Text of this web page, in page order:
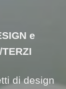
e
di design